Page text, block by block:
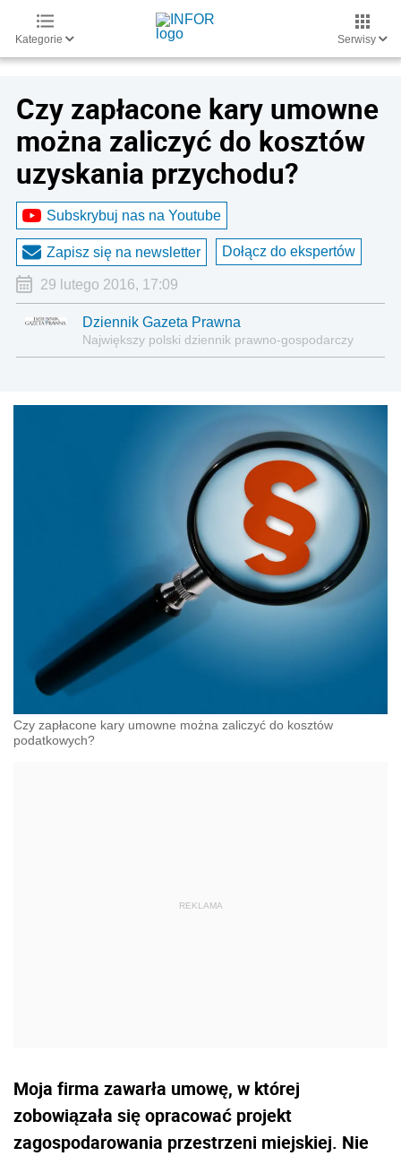
Kategorie Serwisy
Czy zapłacone kary umowne
można zaliczyć do kosztów
uzyskania przychodu?
Subskrybuj nas na Youtube
Zapisz się na newsletter Dołącz do ekspertów
29 lutego 2016, 17:09
Dziennik Gazeta Prawna
Największy polski dziennik prawno-gospodarczy
Czy zapłacone kary umowne można zaliczyć do kosztów
podatkowych?
Moja firma zawarła umowę, w której
zobowiązała się opracować projekt
zagospodarowania przestrzeni miejskiej. Nie